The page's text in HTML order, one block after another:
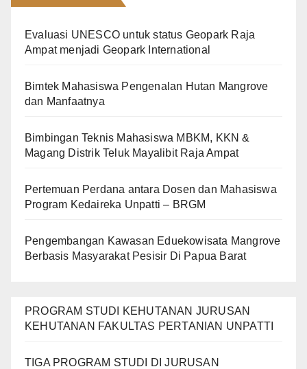
Evaluasi UNESCO untuk status Geopark Raja
Ampat menjadi Geopark International
Bimtek Mahasiswa Pengenalan Hutan Mangrove
dan Manfaatnya
Bimbingan Teknis Mahasiswa MBKM, KKN &
Magang Distrik Teluk Mayalibit Raja Ampat
Pertemuan Perdana antara Dosen dan Mahasiswa
Program Kedaireka Unpatti – BRGM
Pengembangan Kawasan Eduekowisata Mangrove
Berbasis Masyarakat Pesisir Di Papua Barat
PROGRAM STUDI KEHUTANAN JURUSAN
KEHUTANAN FAKULTAS PERTANIAN UNPATTI
TIGA PROGRAM STUDI DI JURUSAN